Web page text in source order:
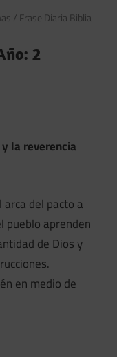
/ Frase Diaria Biblia
2
la reverencia
del pacto a
pueblo aprenden
de Dios y
en medio de